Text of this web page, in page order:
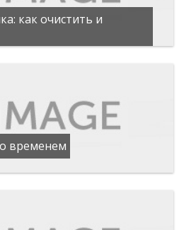
как очистить и
временем